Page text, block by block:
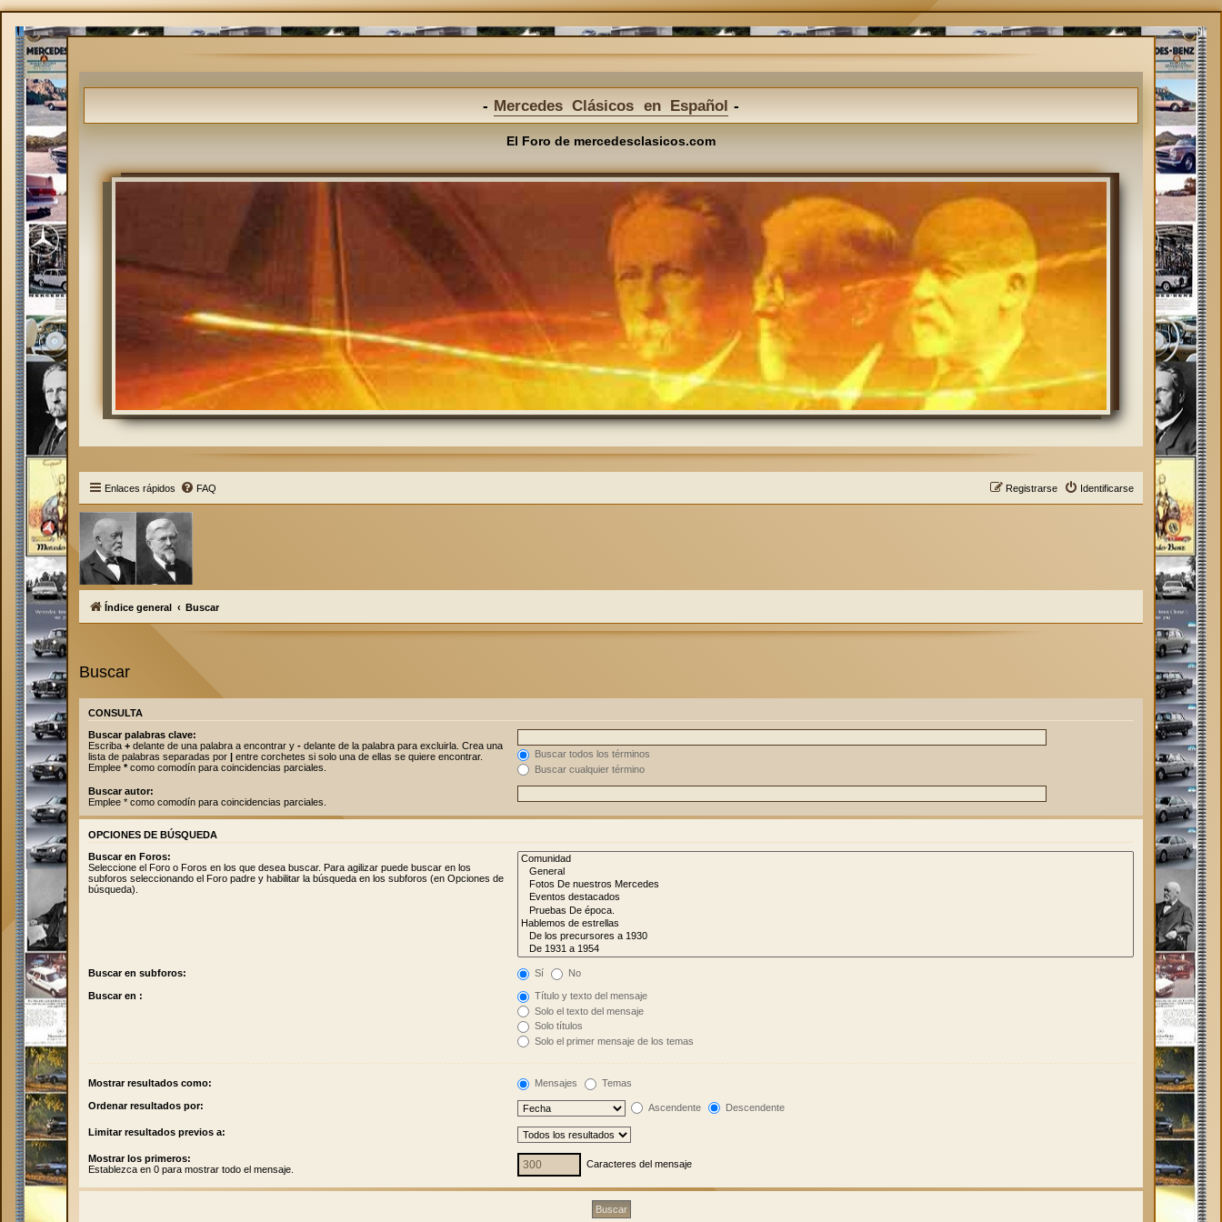
Mercedes Clásicos en Español
El Foro de mercedesclasicos.com
Enlaces rápidos FAQ Identificarse
Registrarse
Índice general Buscar
Buscar
CONSULTA
Buscar palabras clave:
Escriba + delante de una palabra a encontrar y - delante de la palabra para excluirla. Crea una
lista de palabras separadas por | entre corchetes si solo una de ellas se quiere encontrar.
Emplee *como comodín para coincidencias parciales.
Buscar todos los términos
Buscar cualquier término
Buscar autor:
Emplee * como comodín para coincidencias parciales.
OPCIONES DE BÚSQUEDA
Buscar en Foros:
Seleccione el Foro o Foros en los que desea buscar. Para agilizar puede buscar en los
subforos seleccionando el Foro padre y habilitar la búsqueda en los subforos (en Opciones de
búsqueda).
Buscar en subforos: Sí No
Buscar en :
Título y texto del mensaje
Solo el texto del mensaje
Solo títulos
Solo el primer mensaje de los temas
Mostrar resultados como: Mensajes Temas
Ordenar resultados por: Ascendente Descendente
Limitar resultados previos a:
Mostrar los primeros:
Establezca en 0 para mostrar todo el mensaje.
Caracteres del mensaje